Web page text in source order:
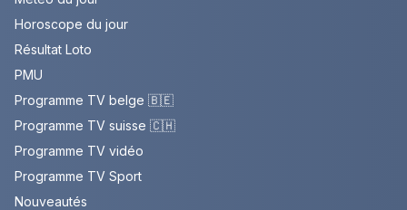
Horoscope du jour
Résultat Loto
PMU
Programme TV belge 🇧🇪
Programme TV suisse 🇨🇭
Programme TV vidéo
Programme TV Sport
Nouveautés